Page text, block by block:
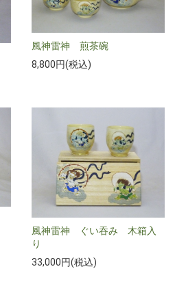
風神雷神 煎茶碗
8,800円(税込)
風神雷神 ぐい吞み 木箱入
り
33,000円(税込)